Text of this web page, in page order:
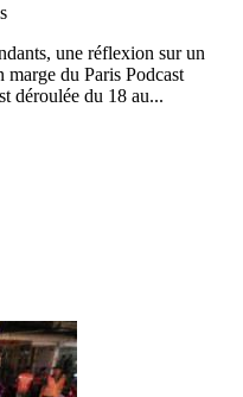
une réflexion sur un
du Paris Podcast
déroulée du 18 au...